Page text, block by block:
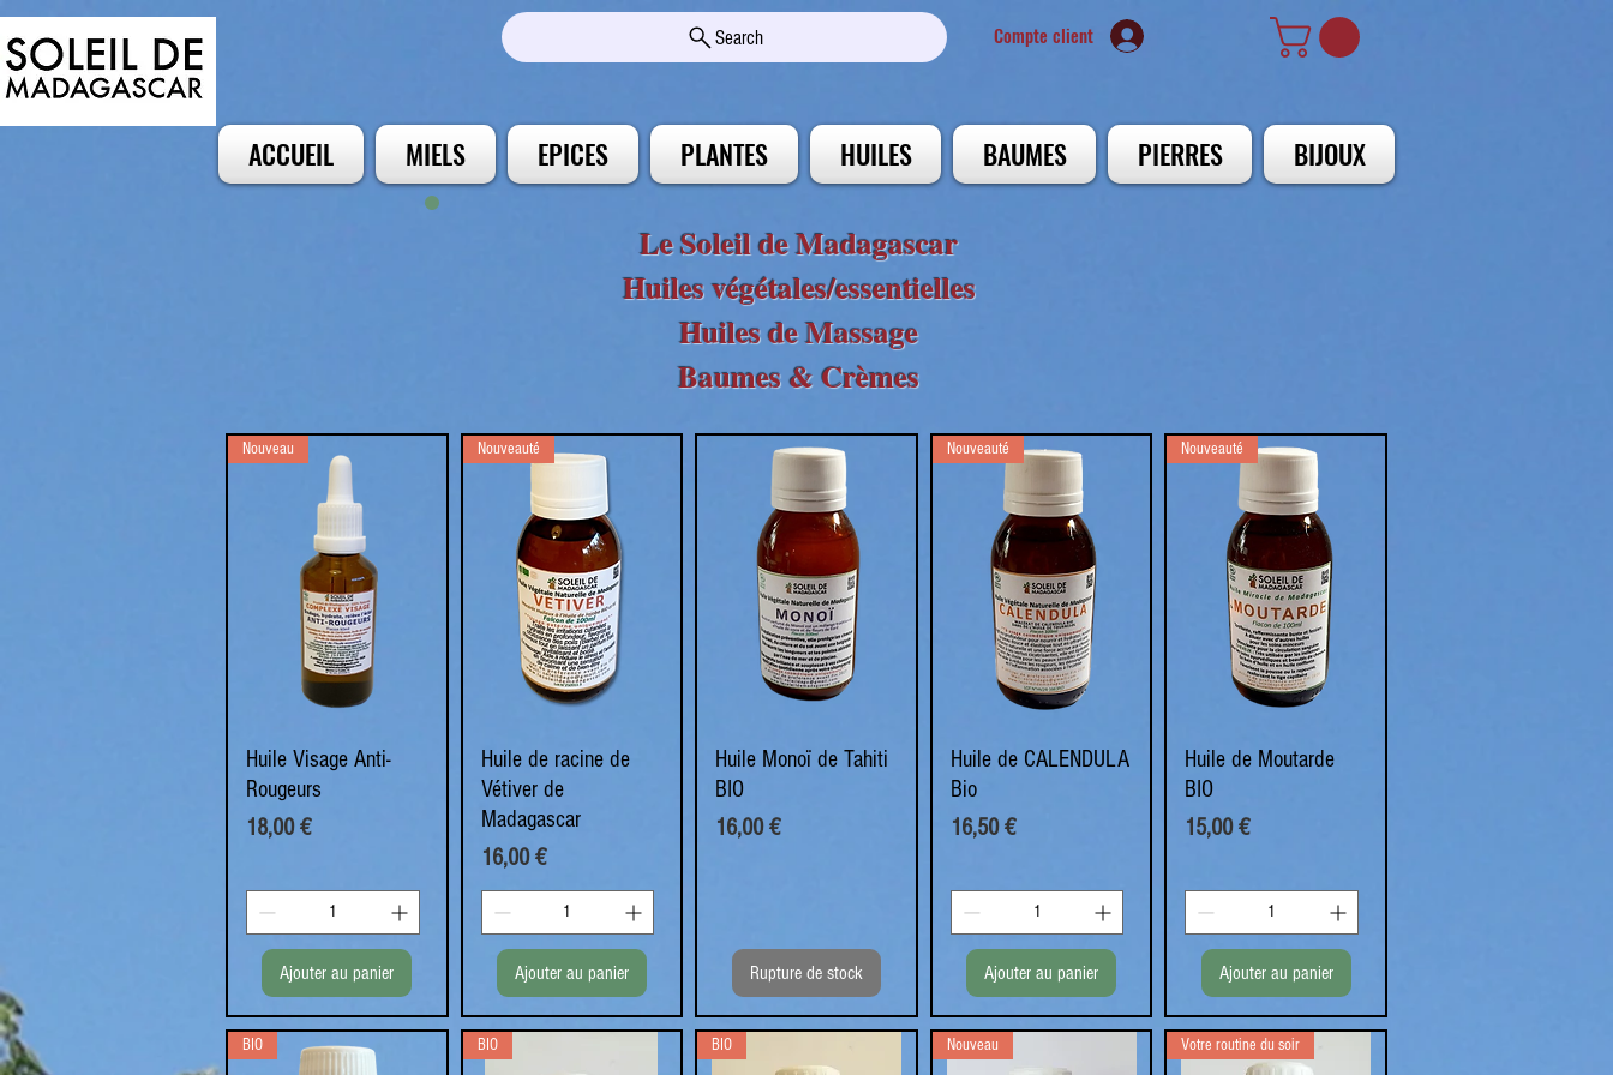
Search Compte client
ACCUEIL MIELS EPICES PLANTES HUILES BAUMES PIERRES BIJOUX
Le Soleil de Madagascar
Huiles végétales/essentielles
Huiles de Massage
Baumes & Crèmes
Aperçu rapide
Nouveau
Huile Visage Anti-
Rougeurs
Prix
18,00 €
Ajouter au panier
Aperçu rapide
Nouveauté
Huile de racine de
Vétiver de
Madagascar
Prix
16,00 €
Ajouter au panier
Aperçu rapide
Huile Monoï de Tahiti
BIO
Prix
16,00 €
Rupture de stock
Aperçu rapide
Nouveauté
Huile de CALENDULA
Bio
Prix
16,50 €
Ajouter au panier
Aperçu rapide
Nouveauté
Huile de Moutarde
BIO
Prix
15,00 €
Ajouter au panier
BIO BIO BIO Nouveau Votre routine du soir